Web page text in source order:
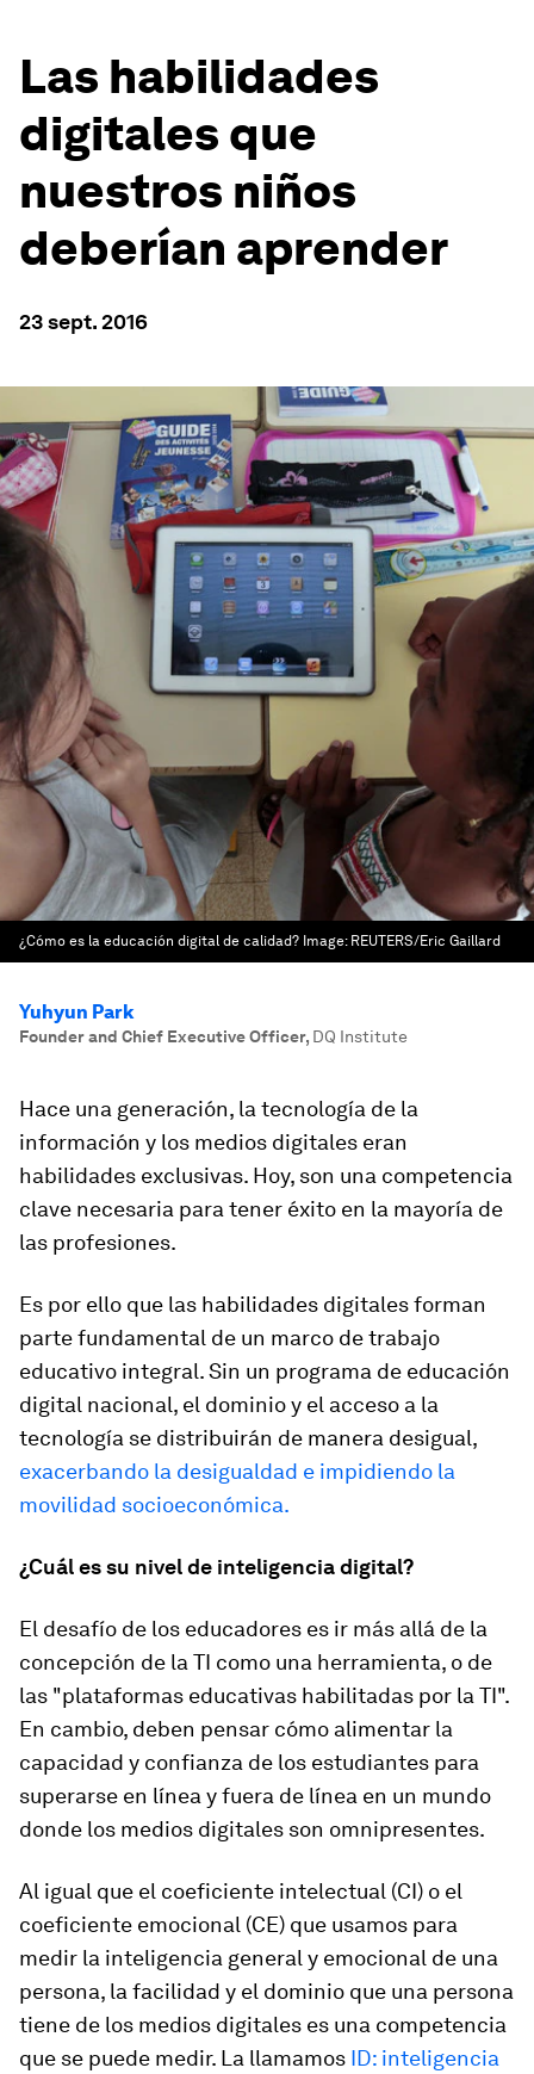
Las habilidades
digitales que
nuestros niños
deberían aprender
23 sept. 2016
¿Cómo es la educación digital de calidad? Image: REUTERS/Eric Gaillard
Yuhyun Park
Founder and Chief Executive Officer, DQ Institute
Hace una generación, la tecnología de la
información y los medios digitales eran
habilidades exclusivas. Hoy, son una competencia
clave necesaria para tener éxito en la mayoría de
las profesiones.
Es por ello que las habilidades digitales forman
parte fundamental de un marco de trabajo
educativo integral. Sin un programa de educación
digital nacional, el dominio y el acceso a la
tecnología se distribuirán de manera desigual,
exacerbando la desigualdad e impidiendo la
movilidad socioeconómica.
¿Cuál es su nivel de inteligencia digital?
El desafío de los educadores es ir más allá de la
concepción de la TI como una herramienta, o de
las "plataformas educativas habilitadas por la TI".
En cambio, deben pensar cómo alimentar la
capacidad y confianza de los estudiantes para
superarse en línea y fuera de línea en un mundo
donde los medios digitales son omnipresentes.
Al igual que el coeficiente intelectual (CI) o el
coeficiente emocional (CE) que usamos para
medir la inteligencia general y emocional de una
persona, la facilidad y el dominio que una persona
tiene de los medios digitales es una competencia
que se puede medir. La llamamos ID: inteligencia